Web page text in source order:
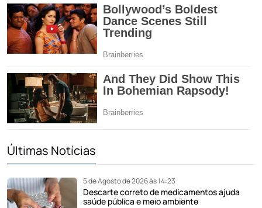
Últimas Notícias
5 de Agosto de 2026 às 14:23
Descarte correto de medicamentos ajuda
saúde pública e meio ambiente